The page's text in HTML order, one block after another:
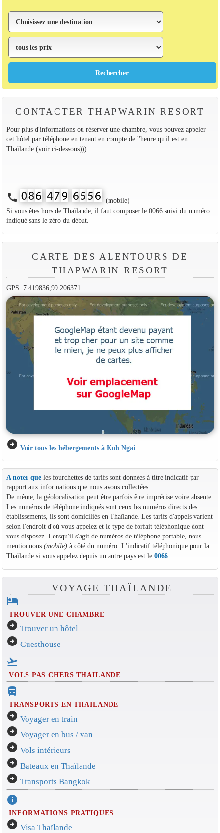
CONTACTER THAPWARIN RESORT
Pour plus d'informations ou réserver une chambre, vous pouvez appeler
cet hôtel par téléphone en tenant en compte de l'heure qu'il est en
Thaïlande (voir ci-dessous)))
call
(mobile)
Si vous êtes hors de Thaïlande, il faut composer le 0066 suivi du numéro
indiqué sans le zéro du début.
CARTE DES ALENTOURS DE
THAPWARIN RESORT
GPS: 7.419836,99.206371
arrow_circle_right Voir tous les hébergements à Koh Ngai
A noter queles fourchettes de tarifs sont données à titre indicatif par
rapport aux informations que nous avons collectées.
De même, la géolocalisation peut être parfois être imprécise voire absente.
Les numéros de téléphone indiqués sont ceux les numéros directs des
établissements, ils sont domiciliés en Thaïlande. Les tarifs d'appels varient
selon l'endroit d'où vous appelez et le type de forfait téléphonique dont
vous disposez. Lorsqu'il s'agit de numéros de téléphone portable, nous
mentionnons (mobile)à côté du numéro. L'indicatif téléphonique pour la
Thaïlande si vous appelez depuis un autre pays est le 0066.
VOYAGE THAÏLANDE
hotel
TROUVER UNE CHAMBRE
arrow_circle_right Trouver un hôtel
arrow_circle_right Guesthouse
flight_takeoff
VOLS PAS CHERS THAILANDE
directions_bus_filled
TRANSPORTS EN THAILANDE
arrow_circle_right Voyager en train
arrow_circle_right Voyager en bus / van
arrow_circle_right Vols intérieurs
arrow_circle_right Bateaux en Thaïlande
arrow_circle_right Transports Bangkok
info
INFORMATIONS PRATIQUES
arrow_circle_right Visa Thaïlande